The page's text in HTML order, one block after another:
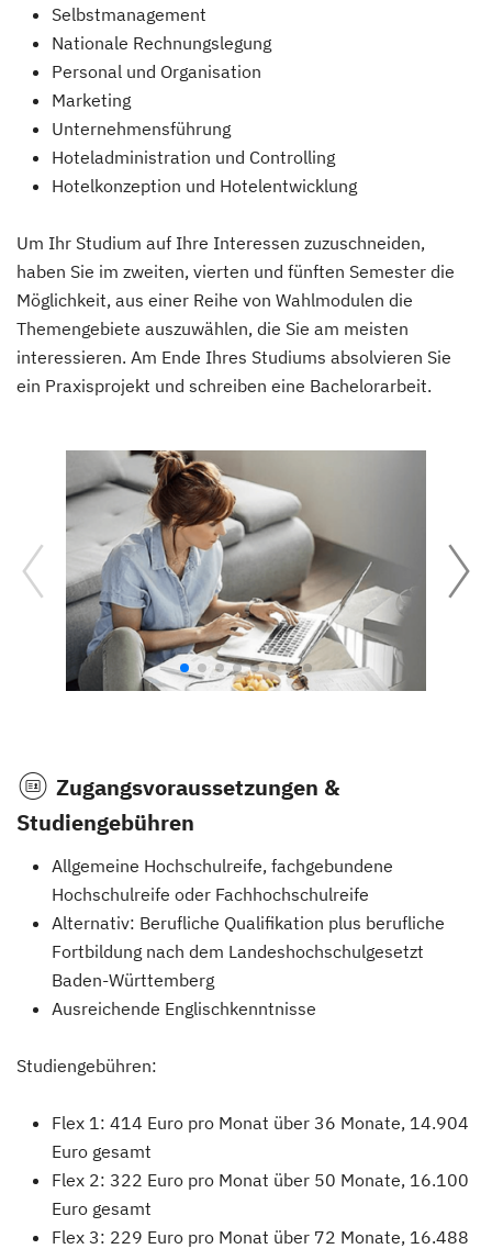
Selbstmanagement
Nationale Rechnungslegung
Personal und Organisation
Marketing
Unternehmensführung
Hoteladministration und Controlling
Hotelkonzeption und Hotelentwicklung
Um Ihr Studium auf Ihre Interessen zuzuschneiden,
haben Sie im zweiten, vierten und fünften Semester die
Möglichkeit, aus einer Reihe von Wahlmodulen die
Themengebiete auszuwählen, die Sie am meisten
interessieren. Am Ende Ihres Studiums absolvieren Sie
ein Praxisprojekt und schreiben eine Bachelorarbeit.
Zugangsvoraussetzungen &
Studiengebühren
Allgemeine Hochschulreife, fachgebundene
Hochschulreife oder Fachhochschulreife
Alternativ: Berufliche Qualifikation plus berufliche
Fortbildung nach dem Landeshochschulgesetzt
Baden-Württemberg
Ausreichende Englischkenntnisse
Studiengebühren:
Flex 1: 414 Euro pro Monat über 36 Monate, 14.904
Euro gesamt
Flex 2: 322 Euro pro Monat über 50 Monate, 16.100
Euro gesamt
Flex 3: 229 Euro pro Monat über 72 Monate, 16.488